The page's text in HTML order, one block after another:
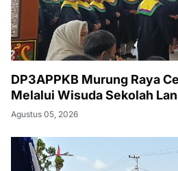
DP3APPKB Murung Raya
Melalui Wisuda Sekolah
Agustus 05, 2026